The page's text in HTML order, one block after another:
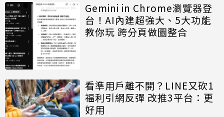
Gemini in Chrome瀏覽器登
台！AI內建超強大、5大功能
教你玩 跨分頁做圖整合
看準用戶離不開？LINE又砍1
福利引網反彈 改推3平台：更
好用